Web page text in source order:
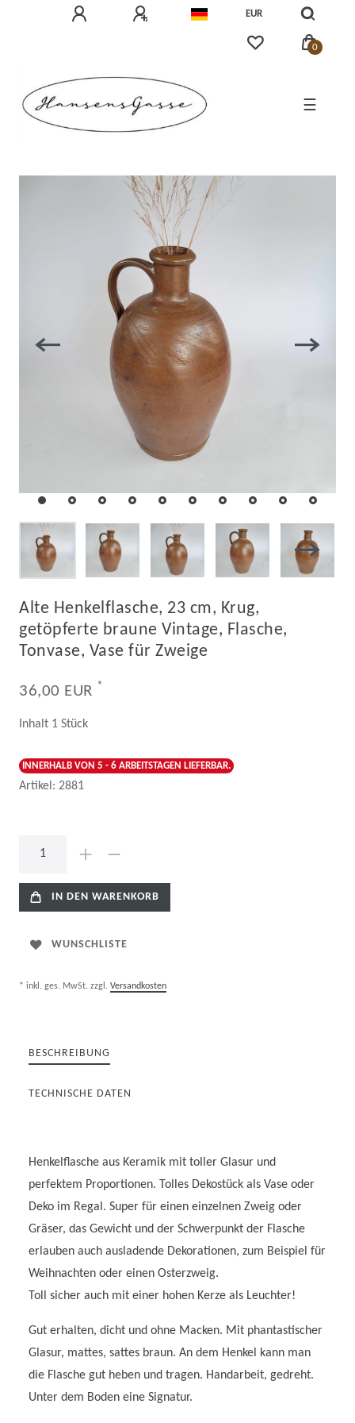
EUR
0
☰
Alte Henkelflasche, 23 cm, Krug,
getöpferte braune Vintage, Flasche,
Tonvase, Vase für Zweige
36,00 EUR *
Inhalt 1 Stück
INNERHALB VON 5 - 6 ARBEITSTAGEN LIEFERBAR.
Artikel: 2881
IN DEN WARENKORB
WUNSCHLISTE
* inkl. ges. MwSt. zzgl. Versandkosten
BESCHREIBUNG
TECHNISCHE DATEN
Henkelflasche aus Keramik mit toller Glasur und
perfektem Proportionen. Tolles Dekostück als Vase oder
Deko im Regal. Super für einen einzelnen Zweig oder
Gräser, das Gewicht und der Schwerpunkt der Flasche
erlauben auch ausladende Dekorationen, zum Beispiel für
Weihnachten oder einen Osterzweig.
Toll sicher auch mit einer hohen Kerze als Leuchter!
Gut erhalten, dicht und ohne Macken. Mit phantastischer
Glasur, mattes, sattes braun. An dem Henkel kann man
die Flasche gut heben und tragen. Handarbeit, gedreht.
Unter dem Boden eine Signatur.